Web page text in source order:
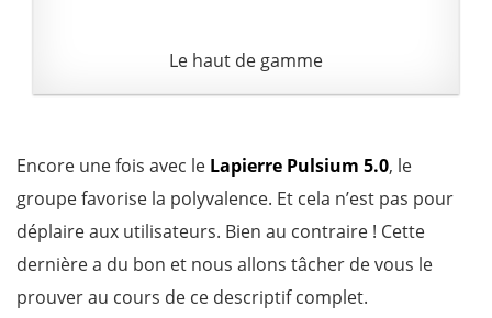
Le haut de gamme
Encore une fois avec le Lapierre Pulsium 5.0, le
groupe favorise la polyvalence. Et cela n’est pas pour
déplaire aux utilisateurs. Bien au contraire ! Cette
dernière a du bon et nous allons tâcher de vous le
prouver au cours de ce descriptif complet.